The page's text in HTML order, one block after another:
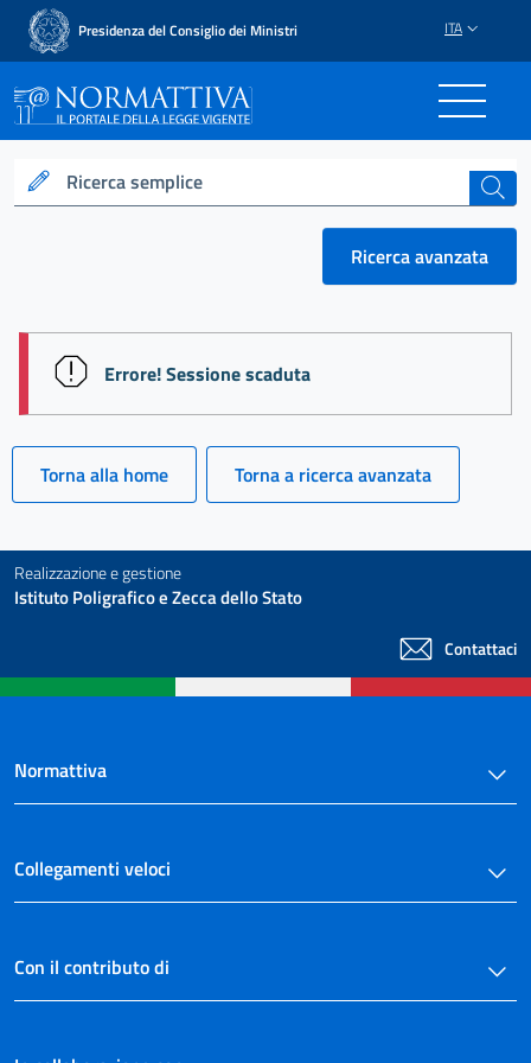
Presidenza del Consiglio dei Ministri ITA
Normattiva - Il portale
Ricerca semplice cerca
Ricerca avanzata
session id:
Errore! Sessione scaduta
Torna alla home Torna a ricerca avanzata
Realizzazione e gestione
Istituto Poligrafico e Zecca dello Stato
Contattaci
Normattiva
Collegamenti veloci
Con il contributo di